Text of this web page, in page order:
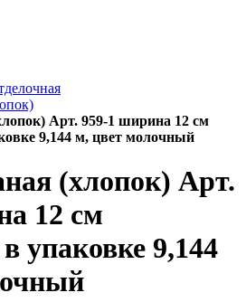
Арт. 959-1 ширина 12 см
9,144 м, цвет молочный
(хлопок) Арт.
12 см
упаковке 9,144